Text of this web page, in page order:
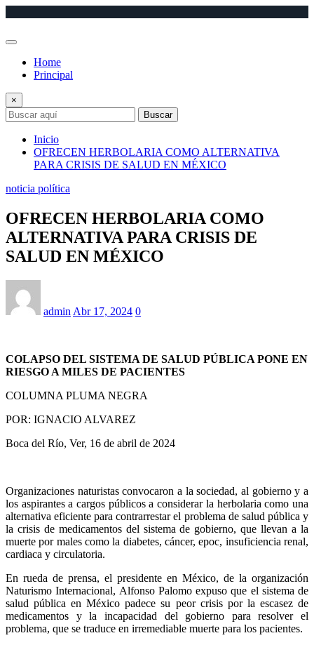
Home
Principal
×
Buscar
Inicio
OFRECEN HERBOLARIA COMO ALTERNATIVA
PARA CRISIS DE SALUD EN MÉXICO
noticia política
OFRECEN HERBOLARIA COMO
ALTERNATIVA PARA CRISIS DE
SALUD EN MÉXICO
admin Abr 17, 2024 0
COLAPSO DEL SISTEMA DE SALUD PÚBLICA PONE EN
RIESGO A MILES DE PACIENTES
COLUMNA PLUMA NEGRA
POR: IGNACIO ALVAREZ
Boca del Río, Ver, 16 de abril de 2024
Organizaciones naturistas convocaron a la sociedad, al gobierno y a
los aspirantes a cargos públicos a considerar la herbolaria como una
alternativa eficiente para contrarrestar el problema de salud pública y
la crisis de medicamentos del sistema de gobierno, que llevan a la
muerte por males como la diabetes, cáncer, epoc, insuficiencia renal,
cardiaca y circulatoria.
En rueda de prensa, el presidente en México, de la organización
Naturismo Internacional, Alfonso Palomo expuso que el sistema de
salud pública en México padece su peor crisis por la escasez de
medicamentos y la incapacidad del gobierno para resolver el
problema, que se traduce en irremediable muerte para los pacientes.